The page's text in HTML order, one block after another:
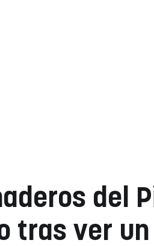
del
tras ver un